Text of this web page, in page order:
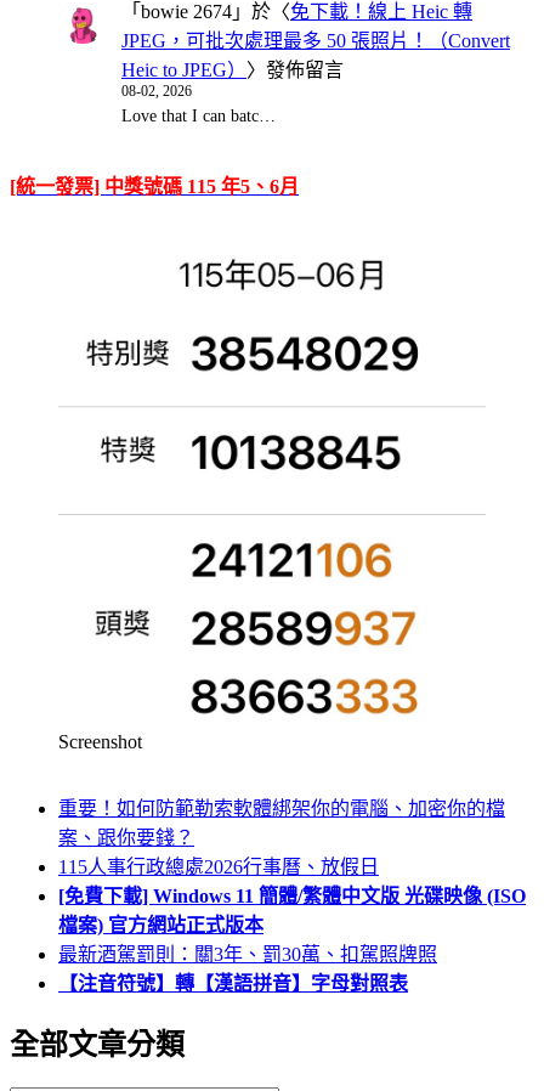
「 bowie 2674 」於〈免下載！線上 Heic 轉
JPEG，可批次處理最多 50 張照片！（Convert
Heic to JPEG） 〉發佈留言
08-02, 2026
Love that I can batc…
[統一發票] 中獎號碼 115 年5、6月
Screenshot
重要！如何防範勒索軟體綁架你的電腦、加密你的檔
案、跟你要錢？
115人事行政總處2026行事曆、放假日
[免費下載] Windows 11 簡體/繁體中文版 光碟映像 (ISO
檔案) 官方網站正式版本
最新酒駕罰則：關3年、罰30萬、扣駕照牌照
【注音符號】轉【漢語拼音】字母對照表
全部文章分類